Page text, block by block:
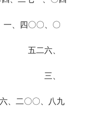
四〇〇、〇
二六、
三、
〇、八九